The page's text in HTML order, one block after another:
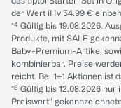
der Wert iHv 54.99 €
*⁴ Gültig bis 19.08.2026.
Produkte, mit SALE
Baby-Premium-Artikel
kombinierbar. Preise
reicht. Bei 1+1 Aktionen ist
*⁸ Gültig bis 12.08.2026
Preiswert“